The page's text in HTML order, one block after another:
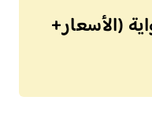
(الأسعار+